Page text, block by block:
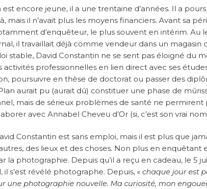
encore jeune, il a une trentaine d’années. Il a
mais il n’avait plus les moyens financiers. Avant sa
d’enquêteur, le plus souvent en intérim. Au
il travaillait déjà comme vendeur dans un magasin
stable, David Constantin ne se sent pas éloigné du
activités professionnelles en lien direct avec ses
poursuivre en thèse de doctorat ou passer des
aurait pu (aurait dû) constituer une phase de
mais de sérieux problèmes de santé ne permirent
avec Annabel Cheveu d’Or (si, c’est son vrai
Constantin est sans emploi, mais il est plus que
des lieux et des choses. Non plus en enquêtant
la photographie. Depuis qu’il a reçu en cadeau, le 5
s’est révélé photographe. Depuis, « chaque jour est
une photographie nouvelle. Ma curiosité, mon